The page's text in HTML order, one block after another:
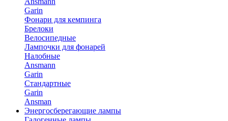
Garin
Фонари для кемпинга
Брелоки
Велосипедные
Лампочки для фонарей
Налобные
Ansmann
Garin
Стандартные
Garin
Ansman
Энергосберегающие лампы